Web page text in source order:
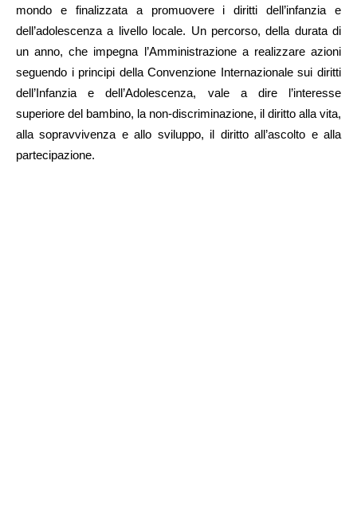
mondo e finalizzata a promuovere i diritti dell’infanzia e
dell’adolescenza a livello locale. Un percorso, della durata di
un anno, che impegna l’Amministrazione a realizzare azioni
seguendo i principi della Convenzione Internazionale sui diritti
dell’Infanzia e dell’Adolescenza, vale a dire l’interesse
superiore del bambino, la non-discriminazione, il diritto alla vita,
alla sopravvivenza e allo sviluppo, il diritto all’ascolto e alla
partecipazione.